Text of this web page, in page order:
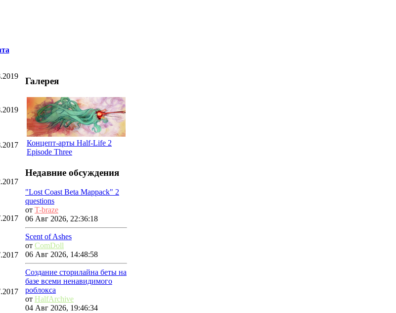
Галерея
Концепт-арты Half-Life 2
Episode Three
Недавние обсуждения
"Lost Coast Beta Mappack" 2
questions
от T-braze
06 Авг 2026, 22:36:18
Scent of Ashes
от ComDoll
06 Авг 2026, 14:48:58
Создание сторилайна беты на
базе всеми ненавидимого
роблокса
от HalfArchive
04 Авг 2026, 19:46:34